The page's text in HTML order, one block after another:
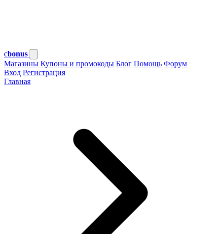
cbonus
Магазины Купоны и промокоды Блог Помощь Форум
Вход Регистрация
Главная